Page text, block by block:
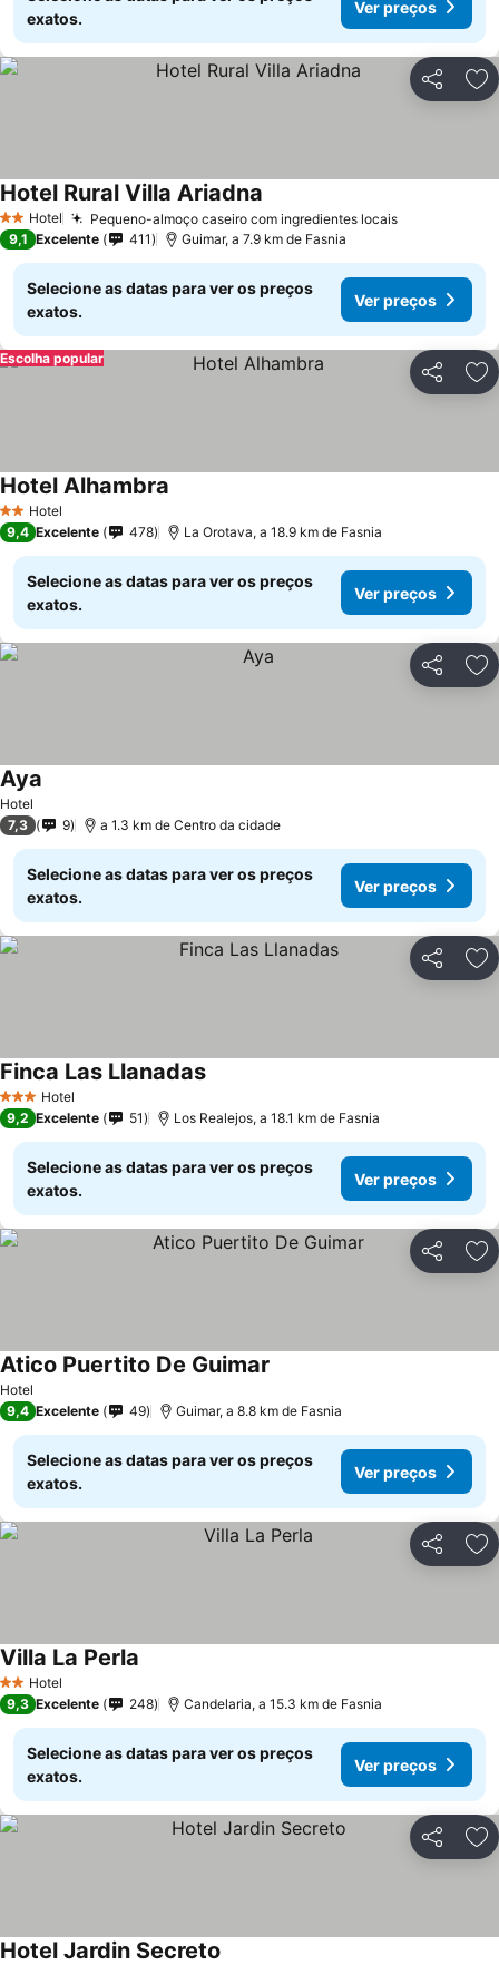
exatos.
Ver preços
Partilhar
2 Estrelas
Hotel Pequeno-almoço caseiro com ingredientes locais
Hotel Rural Villa Ariadna
9,1 Excelente 411 Guimar, a 7.9 km de Fasnia
Selecione as datas para ver os preços
exatos.
Ver preços
Partilhar
Escolha popular
2 Estrelas
Hotel
Hotel Alhambra
9,4 Excelente 478 La Orotava, a 18.9 km de Fasnia
Selecione as datas para ver os preços
exatos.
Ver preços
Partilhar
Hotel
Aya
7,3 9 a 1.3 km de Centro da cidade
Selecione as datas para ver os preços
exatos.
Ver preços
Partilhar
3 EstrelasHotel
Finca Las Llanadas
9,2 Excelente 51 Los Realejos, a 18.1 km de Fasnia
Selecione as datas para ver os preços
exatos.
Ver preços
Partilhar
Hotel
Atico Puertito De Guimar
9,4 Excelente 49 Guimar, a 8.8 km de Fasnia
Selecione as datas para ver os preços
exatos.
Ver preços
Partilhar
2 Estrelas
Hotel
Villa La Perla
9,3 Excelente 248 Candelaria, a 15.3 km de Fasnia
Selecione as datas para ver os preços
exatos.
Ver preços
Partilhar
Hotel Jardin Secreto